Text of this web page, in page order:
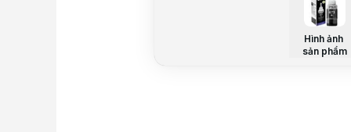
Hình ảnh
sản phẩm